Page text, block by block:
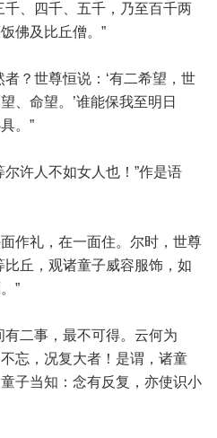
千、四千、五千，乃至百千两
佛及比丘僧。”
？世尊恒说：‘有二希望，世
、命望。’谁能保我至明日
。”
许人不如女人也！”作是语
作礼，在一面住。尔时，世尊
比丘，观诸童子威容服饰，如
”
有二事，最不可得。云何为
忘，况复大者！是谓，诸童
子当知：念有反复，亦使识小